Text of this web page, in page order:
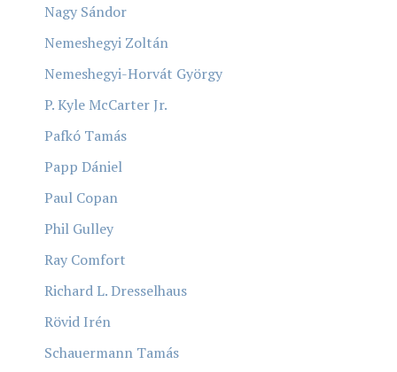
Nagy Sándor
Nemeshegyi Zoltán
Nemeshegyi-Horvát György
P. Kyle McCarter Jr.
Pafkó Tamás
Papp Dániel
Paul Copan
Phil Gulley
Ray Comfort
Richard L. Dresselhaus
Rövid Irén
Schauermann Tamás